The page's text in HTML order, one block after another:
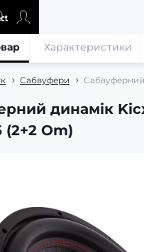
Сабвуфери Сабвуферний
динамік
(2+2 Om)
Характеристики